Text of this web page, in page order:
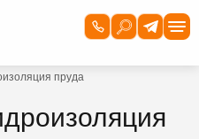
пруда